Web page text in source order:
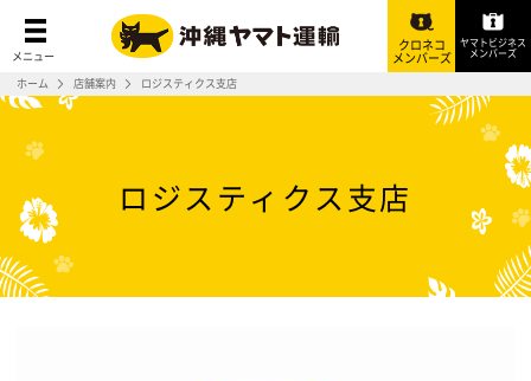
メニュー
クロネコ
メンバーズ
ヤマトビジネス
メンバーズ
ホーム 店舗案内 ロジスティクス支店
ロジスティクス支店